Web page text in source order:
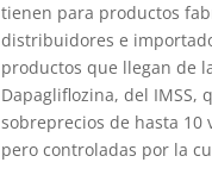
tienen para productos
distribuidores e
productos que llegan de
Dapagliflozina, del
sobreprecios de hasta
pero controladas por la